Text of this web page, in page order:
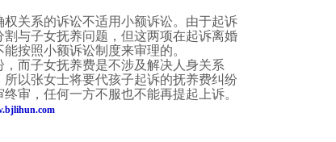
关系的诉讼不适用小额诉讼。由于起诉
割与子女抚养问题，但这两项在起诉离婚
按照小额诉讼制度来审理的。
而子女抚养费是不涉及解决人身关系
以张女士将要代孩子起诉的抚养费纠纷
审，任何一方不服也不能再提起上诉。